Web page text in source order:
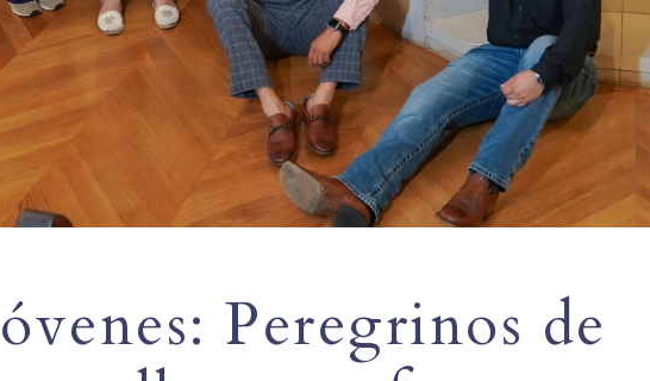
Peregrinos de